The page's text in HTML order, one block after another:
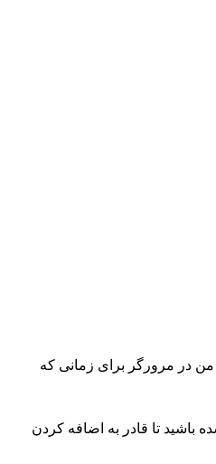
من در مرورگر برای زمانی که
باشید تا قادر به اضافه کردن